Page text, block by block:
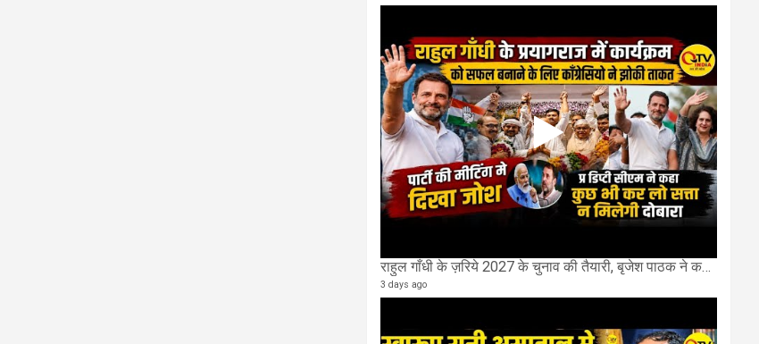
राहुल गाँधी के ज़रिये 2027 के चुनाव की तैयारी, बृजेश पाठक ने कहा चुक चुकी हैं कांग्रेस
3 days ago